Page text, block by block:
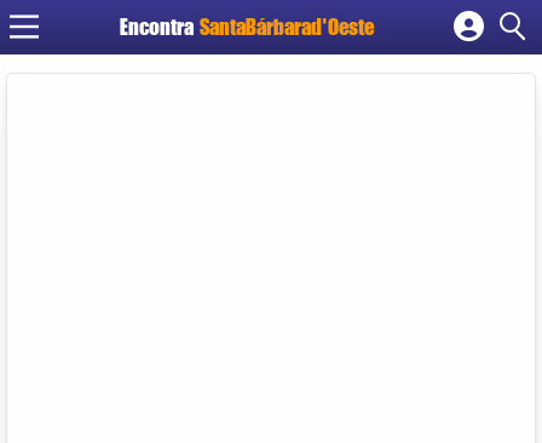
Encontra SantaBárbarad'Oeste
Cadastrar empresa